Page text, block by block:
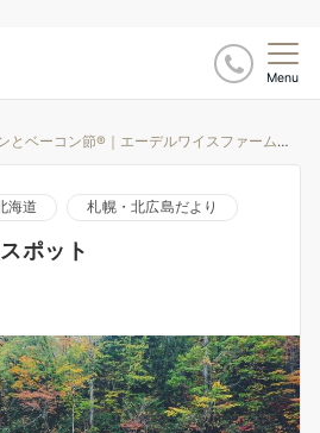
Menu
とベーコン節®｜エーデルワイスファーム
海道 札幌・北広島だより
ポット